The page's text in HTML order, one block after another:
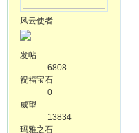
风云使者
发帖
6808
祝福宝石
0
威望
13834
玛雅之石